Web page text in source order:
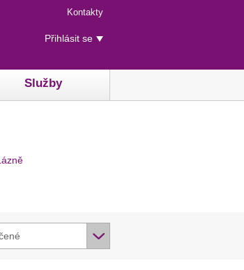
Menu
rychlého
přístupu
Kontakty
Uživatelské
menu
Přihlásit se
Služby